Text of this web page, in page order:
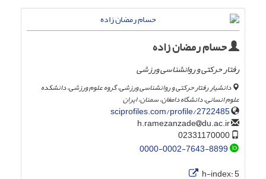
حسام رمضان زاده
رفتار حرکتی و روانشناسی ورزشی
دانشیار رفتار حرکتی و روانشناسی ورزشی، گروه علوم ورزشی، دانشکده
علوم انسانی، دانشگاه دامغان، سمنان، ایران
sciprofiles.com/profile/2722485
du.ac.ir
0000-0002-7643-8899
h-index:5